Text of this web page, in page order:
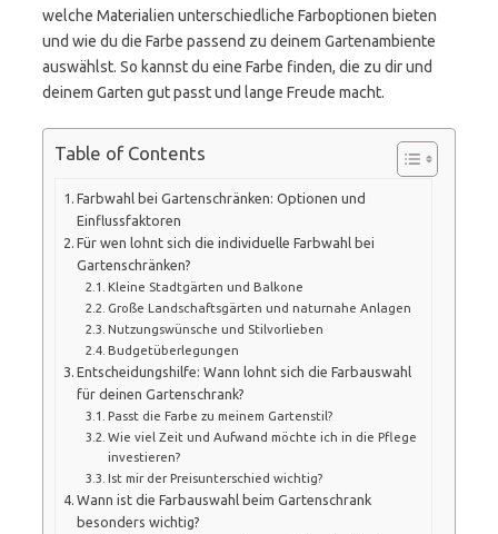
welche Materialien unterschiedliche Farboptionen bieten
und wie du die Farbe passend zu deinem Gartenambiente
auswählst. So kannst du eine Farbe finden, die zu dir und
deinem Garten gut passt und lange Freude macht.
Table of Contents
Farbwahl bei Gartenschränken: Optionen und
Einflussfaktoren
Für wen lohnt sich die individuelle Farbwahl bei
Gartenschränken?
Kleine Stadtgärten und Balkone
Große Landschaftsgärten und naturnahe Anlagen
Nutzungswünsche und Stilvorlieben
Budgetüberlegungen
Entscheidungshilfe: Wann lohnt sich die Farbauswahl
für deinen Gartenschrank?
Passt die Farbe zu meinem Gartenstil?
Wie viel Zeit und Aufwand möchte ich in die Pflege
investieren?
Ist mir der Preisunterschied wichtig?
Wann ist die Farbauswahl beim Gartenschrank
besonders wichtig?